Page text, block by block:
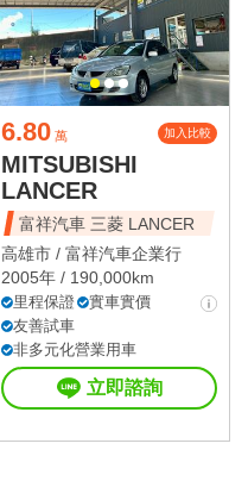
6.80 萬 加入比較
MITSUBISHI
LANCER
富祥汽車 三菱 LANCER
高雄市 / 富祥汽車企業行
2005年 / 190,000km
里程保證
實車實價
友善試車
非多元化營業用車
立即諮詢